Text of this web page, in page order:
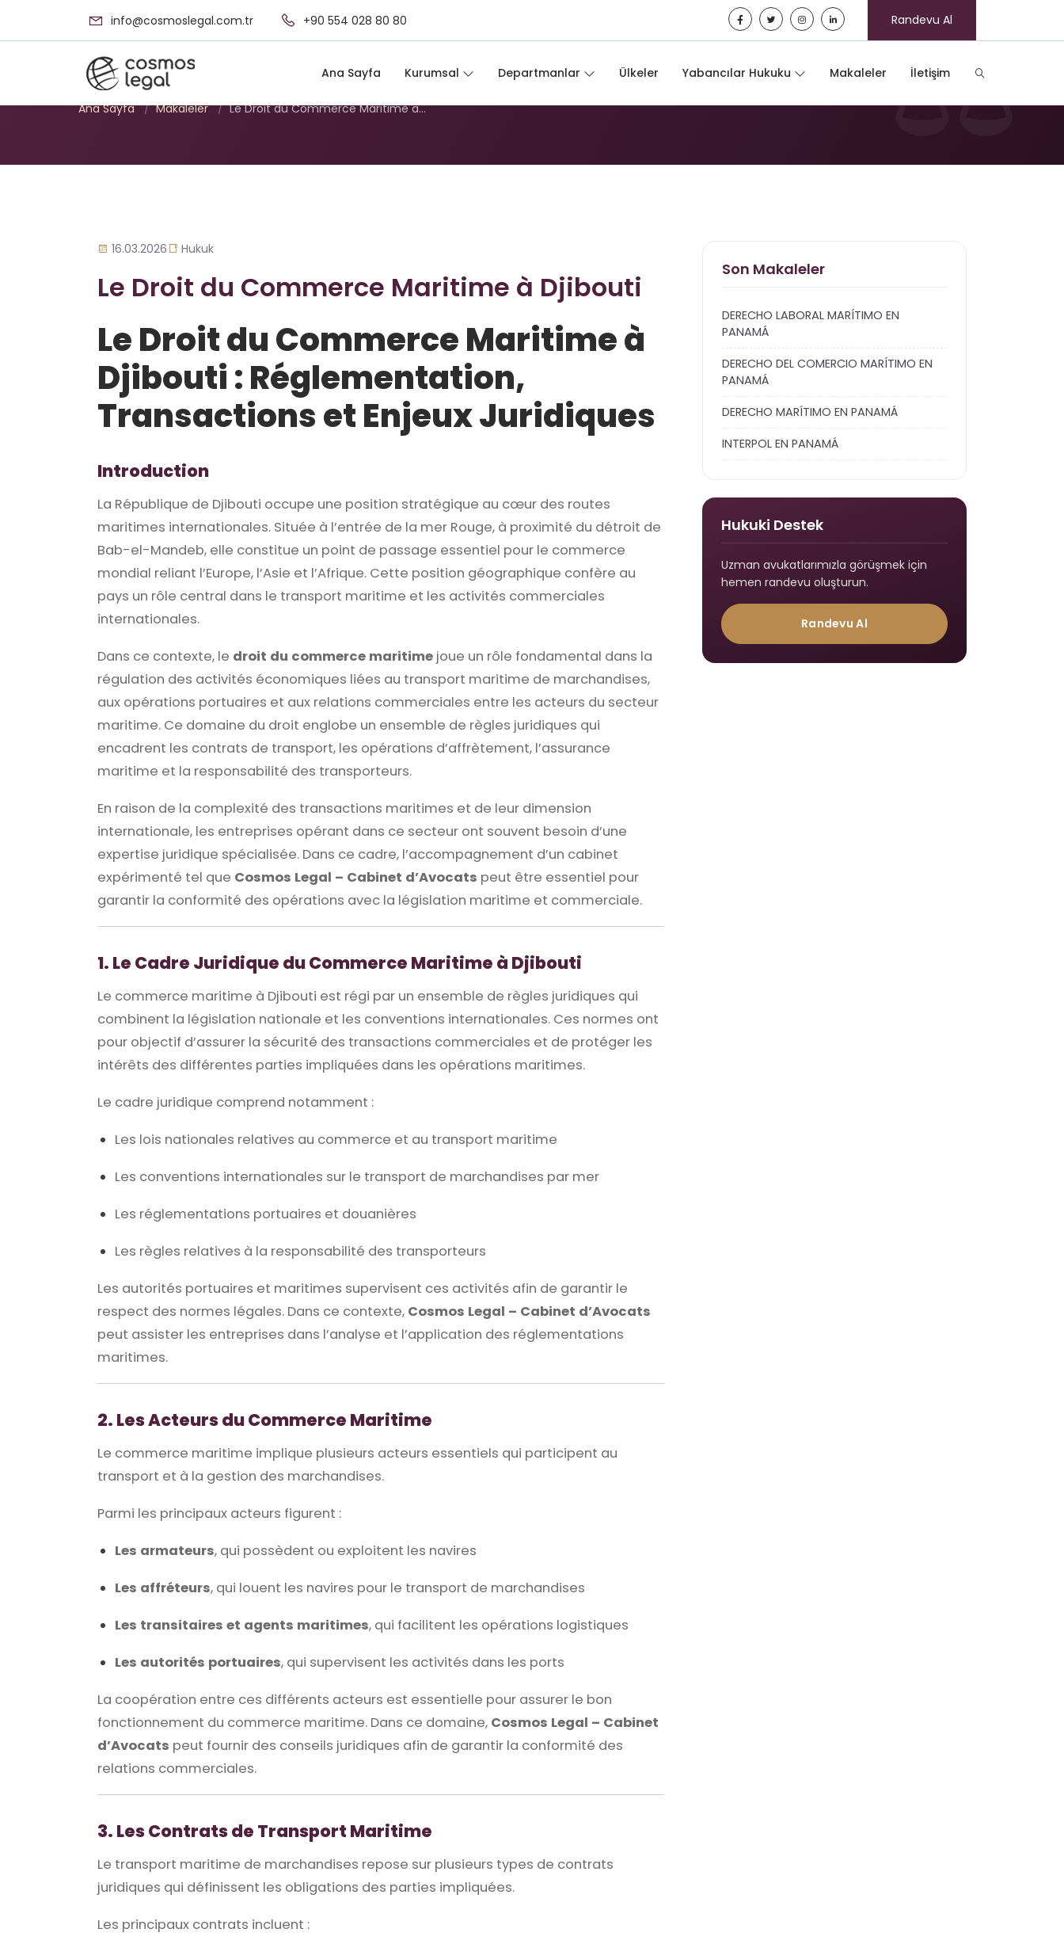
info@cosmoslegal.com.tr +90 554 028 80 80 Randevu Al
Ana Sayfa Kurumsal Departmanlar Ülkeler Yabancılar Hukuku Makaleler İletişim
Le Droit du Commerce Maritime à Djibouti
Ana Sayfa / Makaleler / Le Droit du Commerce Maritime à…
16.03.2026 Hukuk
Le Droit du Commerce Maritime à Djibouti
Le Droit du Commerce Maritime à
Djibouti : Réglementation,
Transactions et Enjeux Juridiques
Introduction
La République de Djibouti occupe une position stratégique au cœur des routes
maritimes internationales. Située à l’entrée de la mer Rouge, à proximité du détroit de
Bab-el-Mandeb, elle constitue un point de passage essentiel pour le commerce
mondial reliant l’Europe, l’Asie et l’Afrique. Cette position géographique confère au
pays un rôle central dans le transport maritime et les activités commerciales
internationales.
Dans ce contexte, le droit du commerce maritime joue un rôle fondamental dans la
régulation des activités économiques liées au transport maritime de marchandises,
aux opérations portuaires et aux relations commerciales entre les acteurs du secteur
maritime. Ce domaine du droit englobe un ensemble de règles juridiques qui
encadrent les contrats de transport, les opérations d’affrètement, l’assurance
maritime et la responsabilité des transporteurs.
En raison de la complexité des transactions maritimes et de leur dimension
internationale, les entreprises opérant dans ce secteur ont souvent besoin d’une
expertise juridique spécialisée. Dans ce cadre, l’accompagnement d’un cabinet
expérimenté tel que Cosmos Legal – Cabinet d’Avocats peut être essentiel pour
garantir la conformité des opérations avec la législation maritime et commerciale.
1. Le Cadre Juridique du Commerce Maritime à Djibouti
Le commerce maritime à Djibouti est régi par un ensemble de règles juridiques qui
combinent la législation nationale et les conventions internationales. Ces normes ont
pour objectif d’assurer la sécurité des transactions commerciales et de protéger les
intérêts des différentes parties impliquées dans les opérations maritimes.
Le cadre juridique comprend notamment :
Les lois nationales relatives au commerce et au transport maritime
Les conventions internationales sur le transport de marchandises par mer
Les réglementations portuaires et douanières
Les règles relatives à la responsabilité des transporteurs
Les autorités portuaires et maritimes supervisent ces activités afin de garantir le
respect des normes légales. Dans ce contexte, Cosmos Legal – Cabinet d’Avocats
peut assister les entreprises dans l’analyse et l’application des réglementations
maritimes.
2. Les Acteurs du Commerce Maritime
Le commerce maritime implique plusieurs acteurs essentiels qui participent au
transport et à la gestion des marchandises.
Parmi les principaux acteurs figurent :
Les armateurs, qui possèdent ou exploitent les navires
Les affréteurs, qui louent les navires pour le transport de marchandises
Les transitaires et agents maritimes, qui facilitent les opérations logistiques
Les autorités portuaires, qui supervisent les activités dans les ports
La coopération entre ces différents acteurs est essentielle pour assurer le bon
fonctionnement du commerce maritime. Dans ce domaine, Cosmos Legal – Cabinet
d’Avocats peut fournir des conseils juridiques afin de garantir la conformité des
relations commerciales.
3. Les Contrats de Transport Maritime
Le transport maritime de marchandises repose sur plusieurs types de contrats
juridiques qui définissent les obligations des parties impliquées.
Les principaux contrats incluent :
Son Makaleler
DERECHO LABORAL MARÍTIMO EN
PANAMÁ
DERECHO DEL COMERCIO MARÍTIMO EN
PANAMÁ
DERECHO MARÍTIMO EN PANAMÁ
INTERPOL EN PANAMÁ
Hukuki Destek
Uzman avukatlarımızla görüşmek için
hemen randevu oluşturun.
Randevu Al